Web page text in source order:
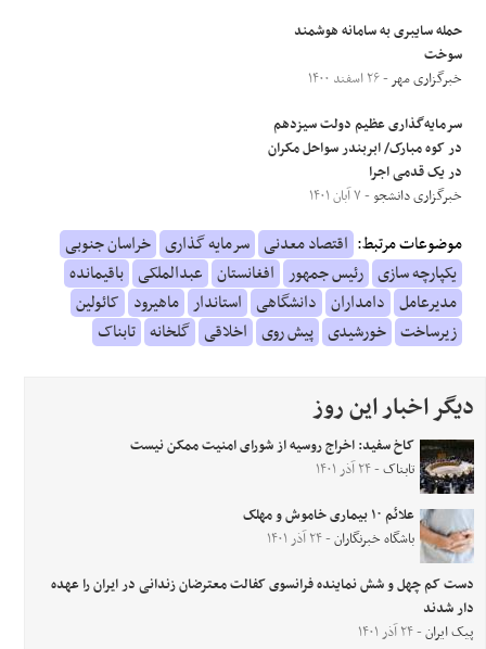
حمله سایبری به سامانه هوشمند
سوخت
خبرگزاری مهر- ۲۶ اسفند ۱۴۰۰
سرمایه‌گذاری عظیم دولت سیزدهم
در کوه مبارک/ ابربندر سواحل مکران
در یک‌ قدمی اجرا
خبرگزاری دانشجو- ۷ آبان ۱۴۰۱
موضوعات مرتبط: اقتصاد معدنی سرمایه گذاری خراسان جنوبی
یکپارچه سازی رئیس جمهور افغانستان عبدالملکی باقیمانده
مدیرعامل دامداران دانشگاهی استاندار ماهیرود کائولین
زیرساخت خورشیدی پیش روی اخلاقی گلخانه تابناک
دیگر اخبار این روز
کاخ سفید: اخراج روسیه از شورای امنیت ممکن نیست
تابناک- ۲۴ آذر ۱۴۰۱
علائم ۱۰ بیماری خاموش و مهلک
باشگاه خبرنگاران- ۲۴ آذر ۱۴۰۱
دست کم چهل و شش نماینده فرانسوی کفالت معترضان زندانی در ایران را عهده
دار شدند
پیک ایران- ۲۴ آذر ۱۴۰۱